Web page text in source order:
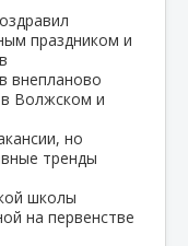
праздником и
внепланово
в Волжском и
но
тренды
школы
на первенстве